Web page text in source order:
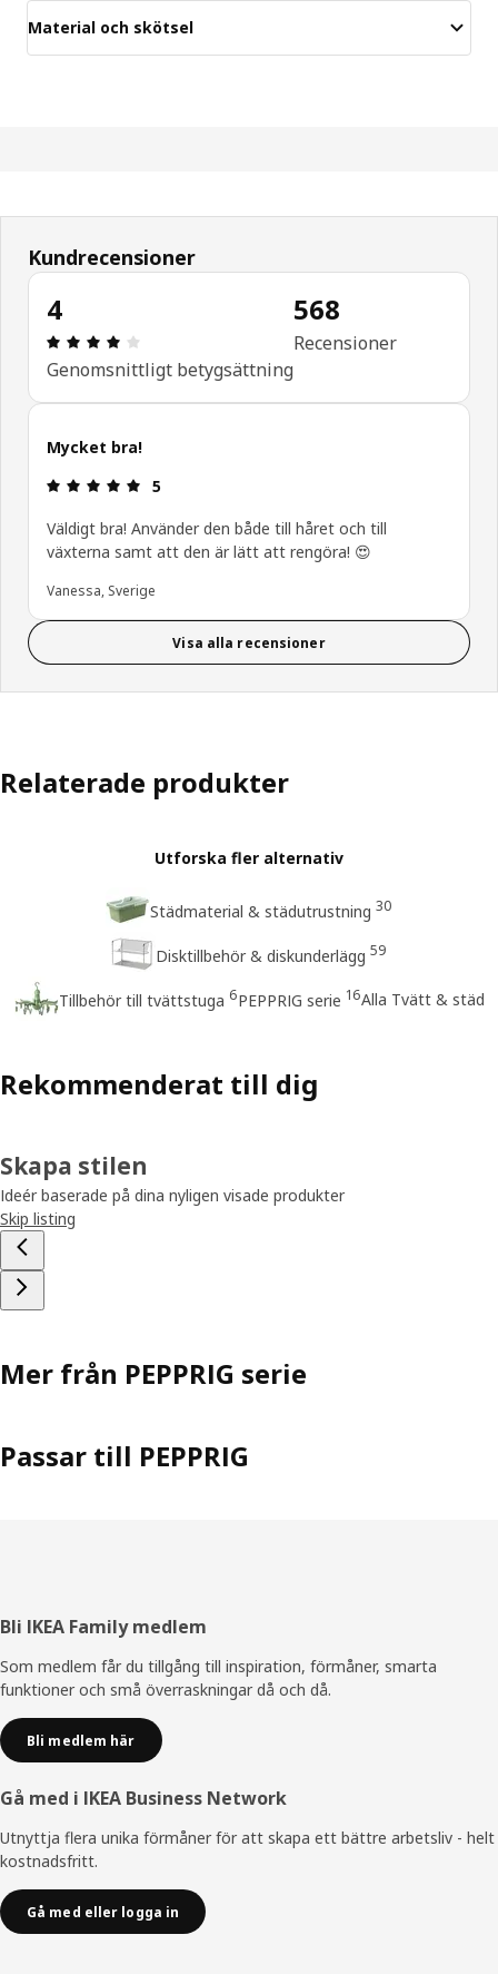
Material och skötsel
Kundrecensioner
4
Recension: 4 utav 5 stjärnor. Totalt antal
Genomsnittligt betygsättning
568
Recensioner
Mycket bra!
Recension: 5 utav 5 stjärnor.
5
Väldigt bra! Använder den både till håret och till
växterna samt att den är lätt att rengöra! 😍
Vanessa, Sverige
Visa alla recensioner
Relaterade produkter
Utforska fler alternativ
Städmaterial & städutrustning 30
Disktillbehör & diskunderlägg 59
Tillbehör till tvättstuga 6PEPPRIG serie 16Alla Tvätt & städ
Rekommenderat till dig
Skapa stilen
Ideér baserade på dina nyligen visade produkter
Skip listing
Mer från PEPPRIG serie
Passar till PEPPRIG
Sidfot
Bli IKEA Family medlem
Som medlem får du tillgång till inspiration, förmåner, smarta
funktioner och små överraskningar då och då.
Bli medlem här
Gå med i IKEA Business Network
Utnyttja flera unika förmåner för att skapa ett bättre arbetsliv - helt
kostnadsfritt.
Gå med eller logga in